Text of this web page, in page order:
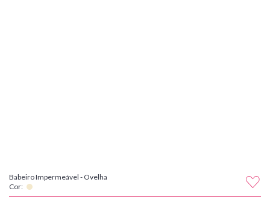
Babeiro Impermeável - Ovelha
Cor: